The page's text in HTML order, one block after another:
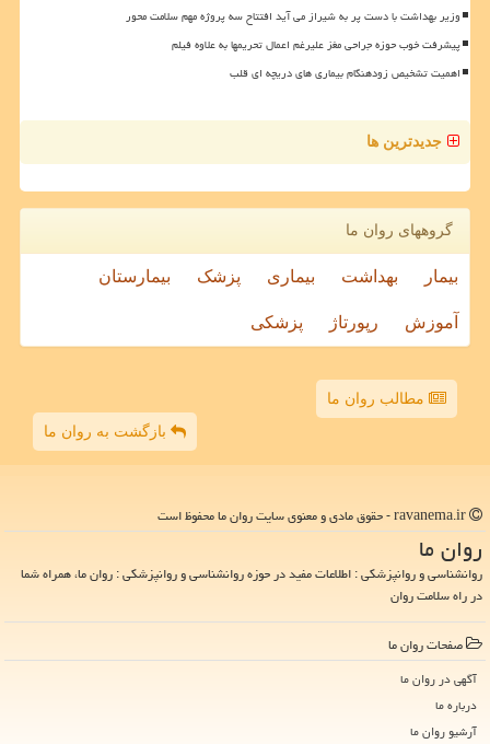
وزیر بهداشت با دست پر به شیراز می آید افتتاح سه پروژه مهم سلامت محور
پیشرفت خوب حوزه جراحی مغز علیرغم اعمال تحریمها به علاوه فیلم
اهمیت تشخیص زودهنگام بیماری های دریچه ای قلب
جدیدترین ها
گروههای روان ما
بیمار بهداشت بیماری پزشک بیمارستان
آموزش رپورتاژ پزشکی
مطالب روان ما
بازگشت به روان ما
روان ما
روانشناسی و روانپزشکی : اطلاعات مفید در حوزه روانشناسی و روانپزشکی : روان ما، همراه شما
در راه سلامت روان
صفحات روان ما
آگهی در روان ما
درباره ما
آرشیو روان ما